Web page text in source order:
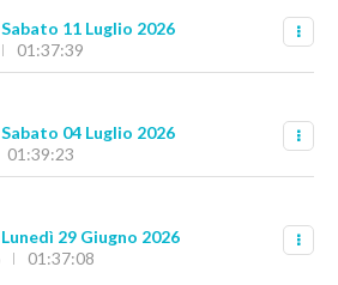
11 Luglio 2026
01:37:39
04 Luglio 2026
01:39:23
29 Giugno 2026
01:37:08